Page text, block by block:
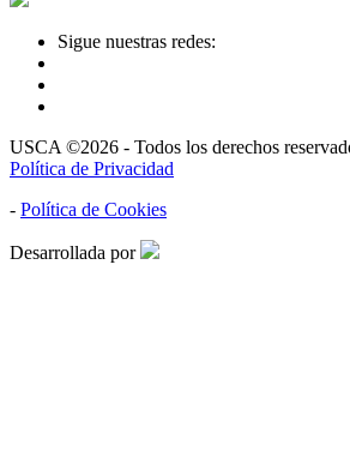
Sigue nuestras redes:
USCA ©2026 - Todos los derechos
Política de Privacidad
- Política de Cookies
Desarrollada por